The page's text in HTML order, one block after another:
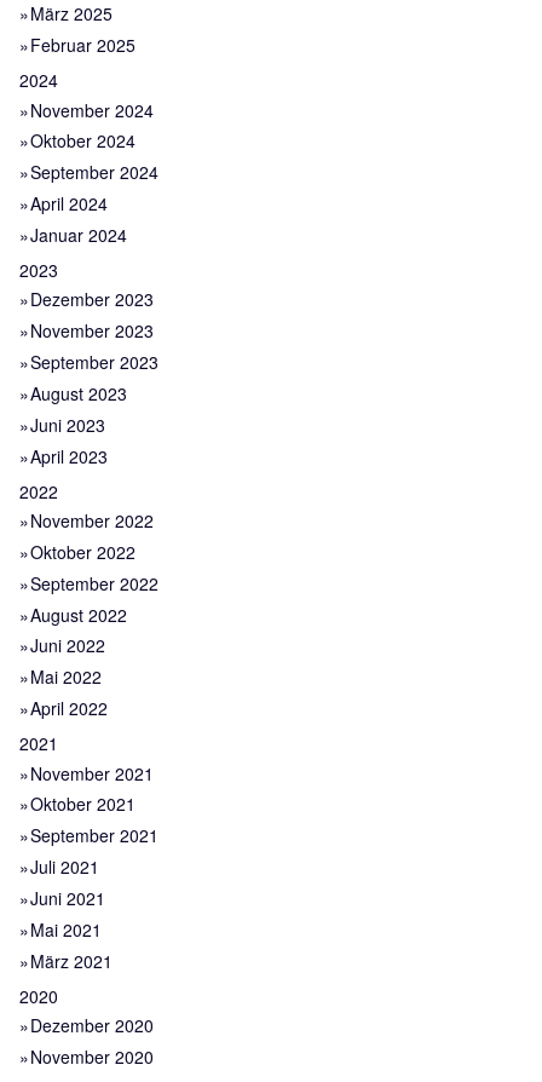
März 2025
Februar 2025
2024
November 2024
Oktober 2024
September 2024
April 2024
Januar 2024
2023
Dezember 2023
November 2023
September 2023
August 2023
Juni 2023
April 2023
2022
November 2022
Oktober 2022
September 2022
August 2022
Juni 2022
Mai 2022
April 2022
2021
November 2021
Oktober 2021
September 2021
Juli 2021
Juni 2021
Mai 2021
März 2021
2020
Dezember 2020
November 2020